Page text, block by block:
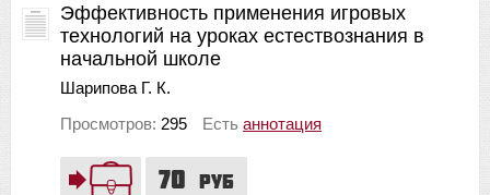
70 руб
Эффективность применения игровых
технологий на уроках естествознания в
начальной школе
Шарипова Г. К.
Просмотров: 295 Есть аннотация